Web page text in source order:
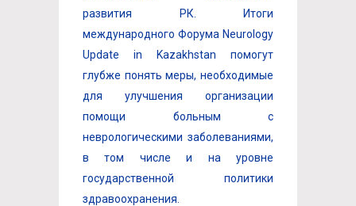
развития РК. Итоги
международного Форума Neurology
Update in Kazakhstan помогут
глубже понять меры, необходимые
для улучшения организации
помощи больным с
неврологическими заболеваниями,
в том числе и на уровне
государственной политики
здравоохранения.